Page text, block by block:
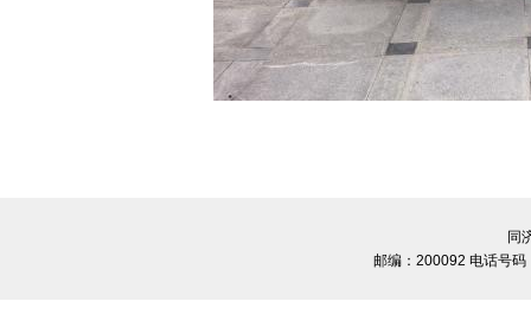
同
邮编：200092 电话号